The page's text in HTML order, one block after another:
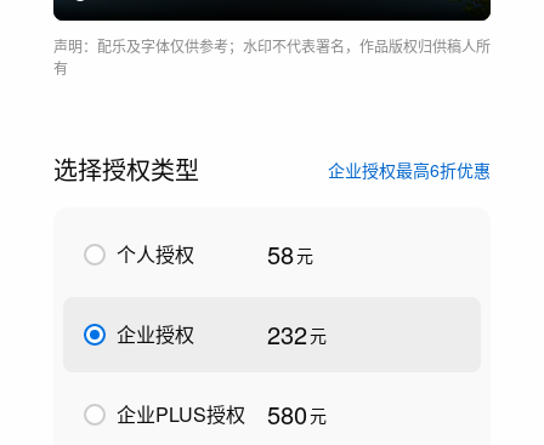
声明：配乐及字体仅供参考；水印不代表署名，作品版权归供稿人所
有
选择授权类型 企业授权最高6折优惠
个人授权 58元
企业授权 232元
企业PLUS授权 580元